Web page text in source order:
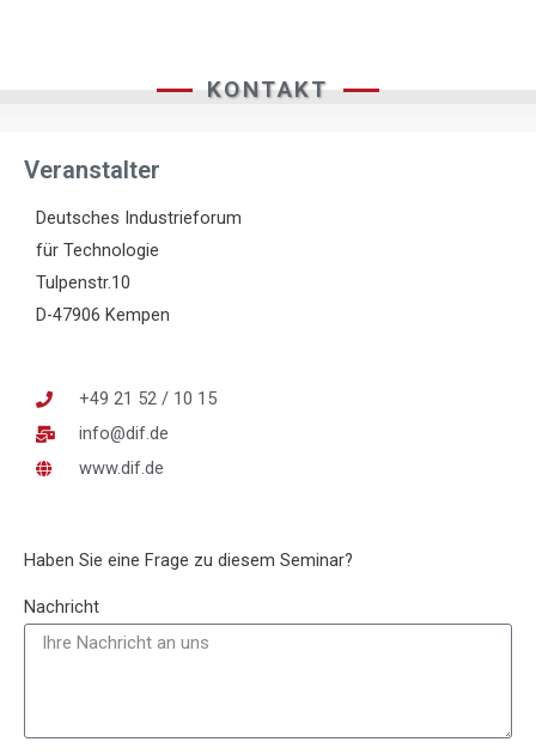
KONTAKT
Veranstalter
Deutsches Industrieforum
für Technologie
Tulpenstr.10
D-47906 Kempen
+49 21 52 / 10 15
info@dif.de
www.dif.de
Haben Sie eine Frage zu diesem Seminar?
Nachricht